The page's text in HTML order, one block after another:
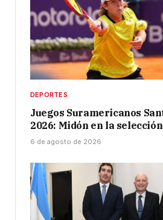
DEPORTES
Juegos Suramericanos
2026: Midón en la
6 de agosto de 2026